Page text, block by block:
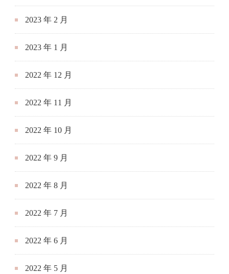
2023 年 2 月
2023 年 1 月
2022 年 12 月
2022 年 11 月
2022 年 10 月
2022 年 9 月
2022 年 8 月
2022 年 7 月
2022 年 6 月
2022 年 5 月